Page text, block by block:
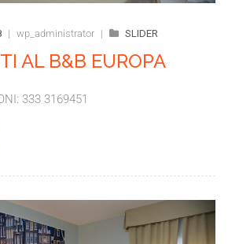
| wp_administrator | SLIDER
AL B&B EUROPA
333 3169451